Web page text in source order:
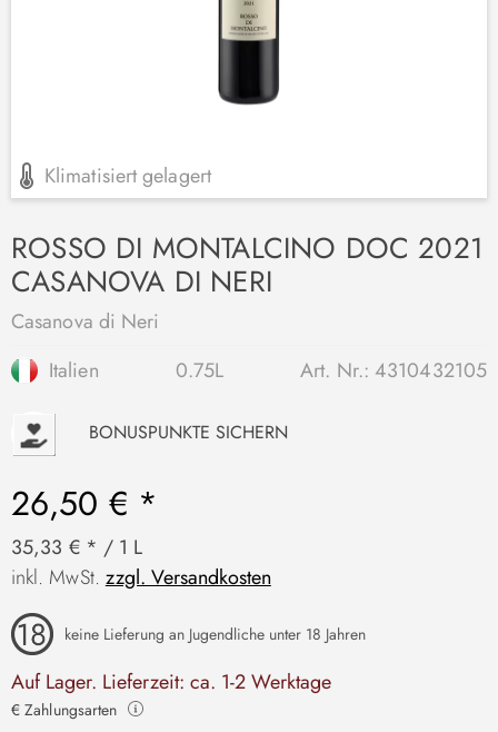
Klimatisiert gelagert
ROSSO DI MONTALCINO DOC 2021
CASANOVA DI NERI
Casanova di Neri
Italien
0.75L Art. Nr.: 4310432105
P BONUSPUNKTE SICHERN
26,50 € *
35,33 € * / 1 L
inkl. MwSt. zzgl. Versandkosten
keine Lieferung an Jugendliche unter 18 Jahren
Auf Lager. Lieferzeit: ca. 1-2 Werktage
€ Zahlungsarten